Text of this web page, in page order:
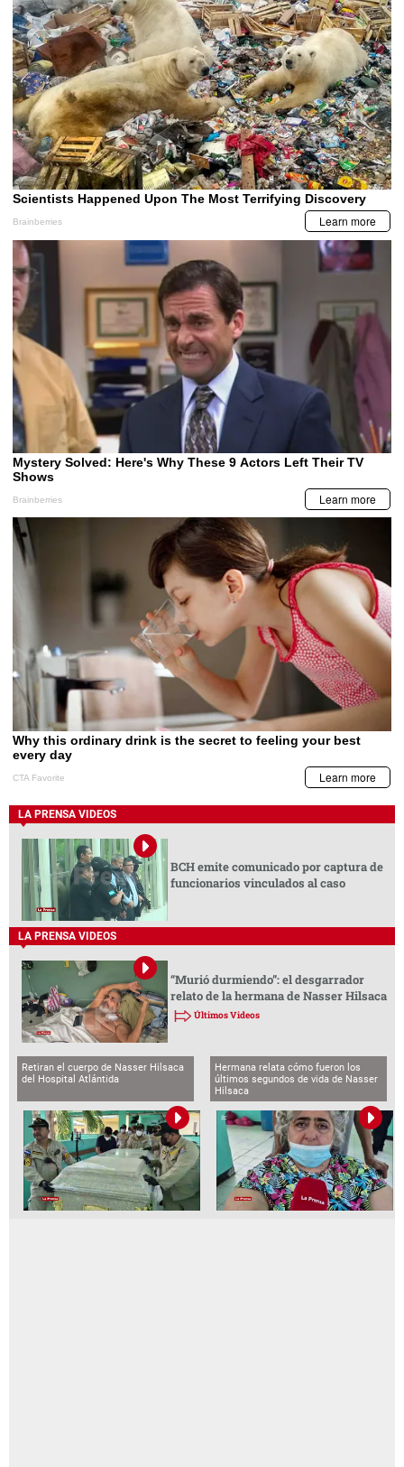
LA PRENSA VIDEOS
BCH emite comunicado por captura de
funcionarios vinculados al caso
LA PRENSA VIDEOS
“Murió durmiendo”: el desgarrador
relato de la hermana de Nasser Hilsaca
Últimos Videos
Retiran el cuerpo de Nasser Hilsaca
del Hospital Atlántida
Hermana relata cómo fueron los
últimos segundos de vida de Nasser
Hilsaca